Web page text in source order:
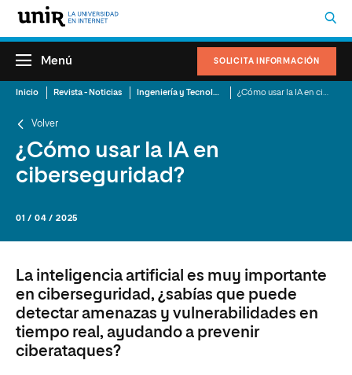
SOLICITA INFORMACIÓN
Menú
Inicio Revista - Noticias Ingeniería y Tecnología de la Información
Volver
¿Cómo usar la IA en
ciberseguridad?
01 / 04 / 2025
La inteligencia artificial es muy importante
en ciberseguridad, ¿sabías que puede
detectar amenazas y vulnerabilidades en
tiempo real, ayudando a prevenir
ciberataques?